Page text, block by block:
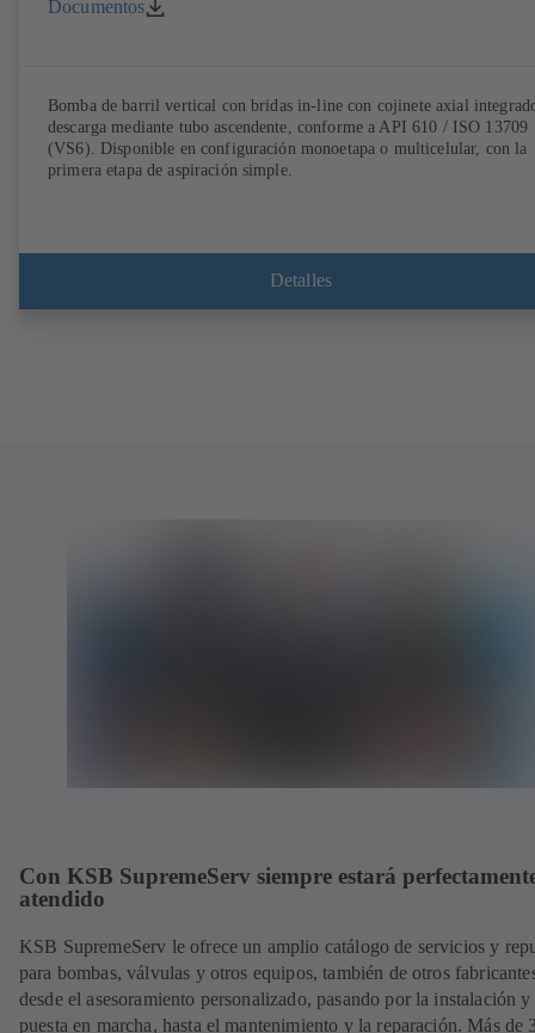
Documentos
Bomba de barril vertical con bridas in-line con cojinete axial
descarga mediante tubo ascendente, conforme a API 610 / ISO 13709
(VS6). Disponible en configuración monoetapa o multicelular, con la
primera etapa de aspiración simple.
Detalles
Con KSB SupremeServ siempre estará
atendido
KSB SupremeServ le ofrece un amplio catálogo de servicios y
para bombas, válvulas y otros equipos, también de otros
desde el asesoramiento personalizado, pasando por la instalación y
puesta en marcha, hasta el mantenimiento y la reparación. Más de